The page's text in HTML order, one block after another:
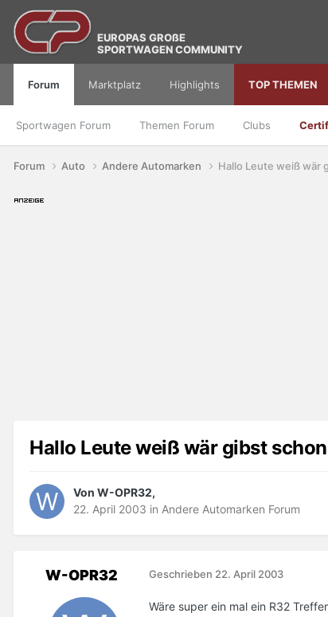
EUROPAS GROßE
SPORTWAGEN COMMUNITY
Forum
Sportwagen Forum Themen Forum Clubs
Marktplatz Highlights TOP THEMEN
Forum Auto Andere Automarken Hallo Leute weiß wär
Hallo Leute weiß wär gibst
Von W-OPR32,
22. April 2003 in Andere Automarken Forum
W-OPR32 Geschrieben 22. April 2003
Wäre super ein mal ein R32